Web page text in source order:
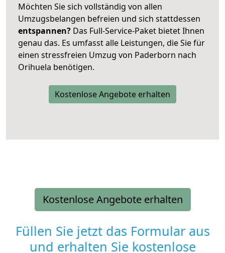
Möchten Sie sich vollständig von allen
Umzugsbelangen befreien und sich stattdessen
entspannen? Das Full-Service-Paket bietet Ihnen
genau das. Es umfasst alle Leistungen, die Sie für
einen stressfreien Umzug von Paderborn nach
Orihuela benötigen.
Kostenlose Angebote erhalten
Kostenlose Angebote erhalten
Füllen Sie jetzt das Formular aus
und erhalten Sie kostenlose